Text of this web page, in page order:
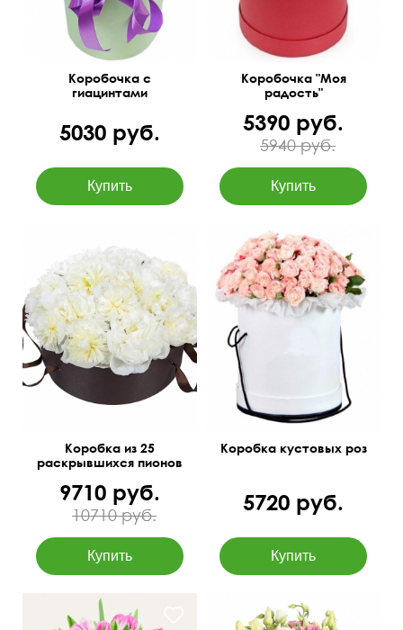
Коробочка с
гиацинтами
5030 руб.
Коробочка "Моя
радость"
5390 руб.
5940 руб.
Бесплатная доставка по
Новосибирску
Коробка из 25
раскрывшихся пионов
9710 руб.
10710 руб.
Высокая стойкость
Коробка кустовых роз
5720 руб.